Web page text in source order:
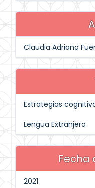
Claudia Adriana
Estrategias
Lengua Extranjera
Fecha
2021